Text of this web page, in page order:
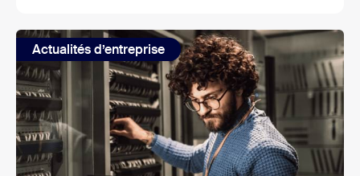
Actualités d’entreprise